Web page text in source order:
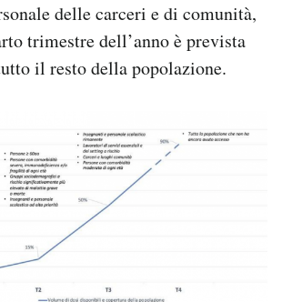
delle carceri e di comunità,
trimestre dell’anno è prevista
il resto della popolazione.